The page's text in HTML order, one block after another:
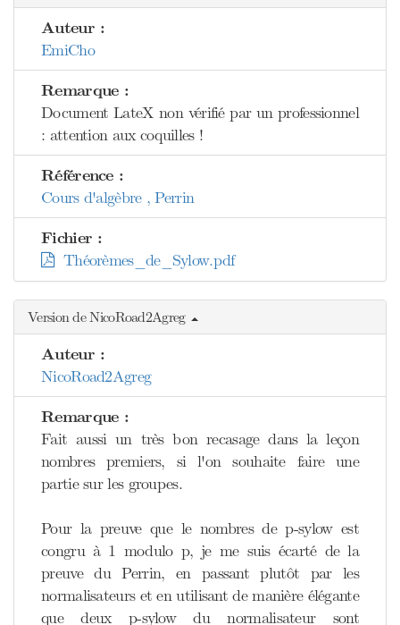
Auteur :
EmiCho
Remarque :
Document LateX non vérifié par un professionnel
: attention aux coquilles !
Référence :
Cours d'algèbre , Perrin
Fichier :
Théorèmes_de_Sylow.pdf
Version de NicoRoad2Agreg
Auteur :
NicoRoad2Agreg
Remarque :
Fait aussi un très bon recasage dans la leçon
nombres premiers, si l'on souhaite faire une
partie sur les groupes.
Pour la preuve que le nombres de p-sylow est
congru à 1 modulo p, je me suis écarté de la
preuve du Perrin, en passant plutôt par les
normalisateurs et en utilisant de manière élégante
que deux p-sylow du normalisateur sont